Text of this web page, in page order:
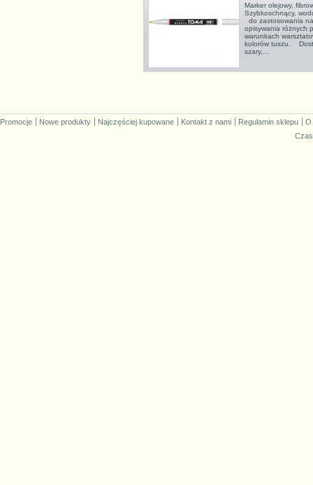
Marker olejowy,
Szybkoschnący,
do zastosowania
opisywania różnych
warunkach
kolorów tuszu.
szary,...
Promocje Nowe produkty Najczęściej kupowane Kontakt z nami Regulamin sklepu
O